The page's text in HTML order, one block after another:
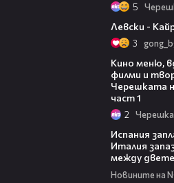
5
Левски -
3
Кино меню,
филми и
Черешката
част 1
2
Испания
Италия
между
Новините на